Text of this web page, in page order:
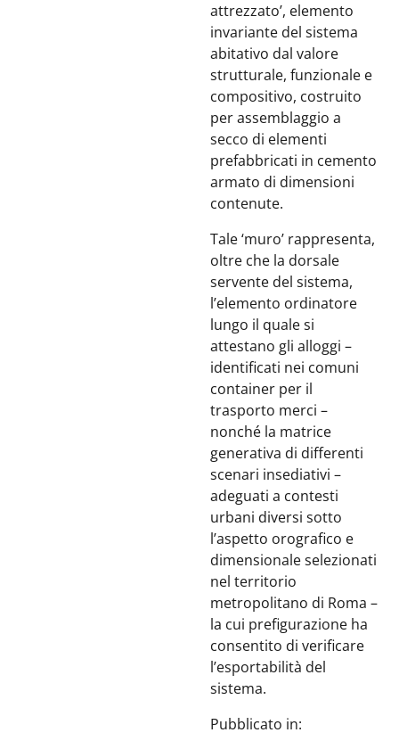
attrezzato’, elemento
invariante del sistema
abitativo dal valore
strutturale, funzionale e
compositivo, costruito
per assemblaggio a
secco di elementi
prefabbricati in cemento
armato di dimensioni
contenute.
Tale ‘muro’ rappresenta,
oltre che la dorsale
servente del sistema,
l’elemento ordinatore
lungo il quale si
attestano gli alloggi –
identificati nei comuni
container per il
trasporto merci –
nonché la matrice
generativa di differenti
scenari insediativi –
adeguati a contesti
urbani diversi sotto
l’aspetto orografico e
dimensionale selezionati
nel territorio
metropolitano di Roma –
la cui prefigurazione ha
consentito di verificare
l’esportabilità del
sistema.
Pubblicato in: